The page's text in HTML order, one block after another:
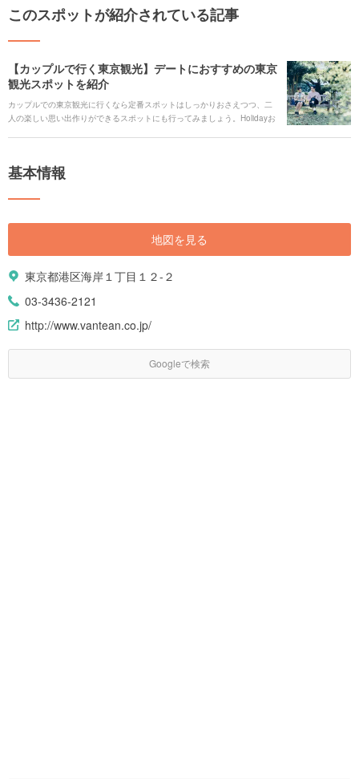
このスポットが紹介されている記事
【カップルで行く東京観光】デートにおすすめの東京
観光スポットを紹介
カップルでの東京観光に行くなら定番スポットはしっかりおさえつつ、二
人の楽しい思い出作りができるスポットにも行ってみましょう。Holidayお
基本情報
地図を見る
東京都港区海岸１丁目１２-２
03-3436-2121
http://www.vantean.co.jp/
Googleで検索